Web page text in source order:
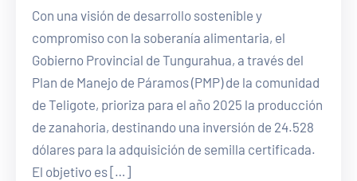
Con una visión de desarrollo sostenible y
compromiso con la soberanía alimentaria, el
Gobierno Provincial de Tungurahua, a través del
Plan de Manejo de Páramos (PMP) de la comunidad
de Teligote, prioriza para el año 2025 la producción
de zanahoria, destinando una inversión de 24.528
dólares para la adquisición de semilla certificada.
El objetivo es […]